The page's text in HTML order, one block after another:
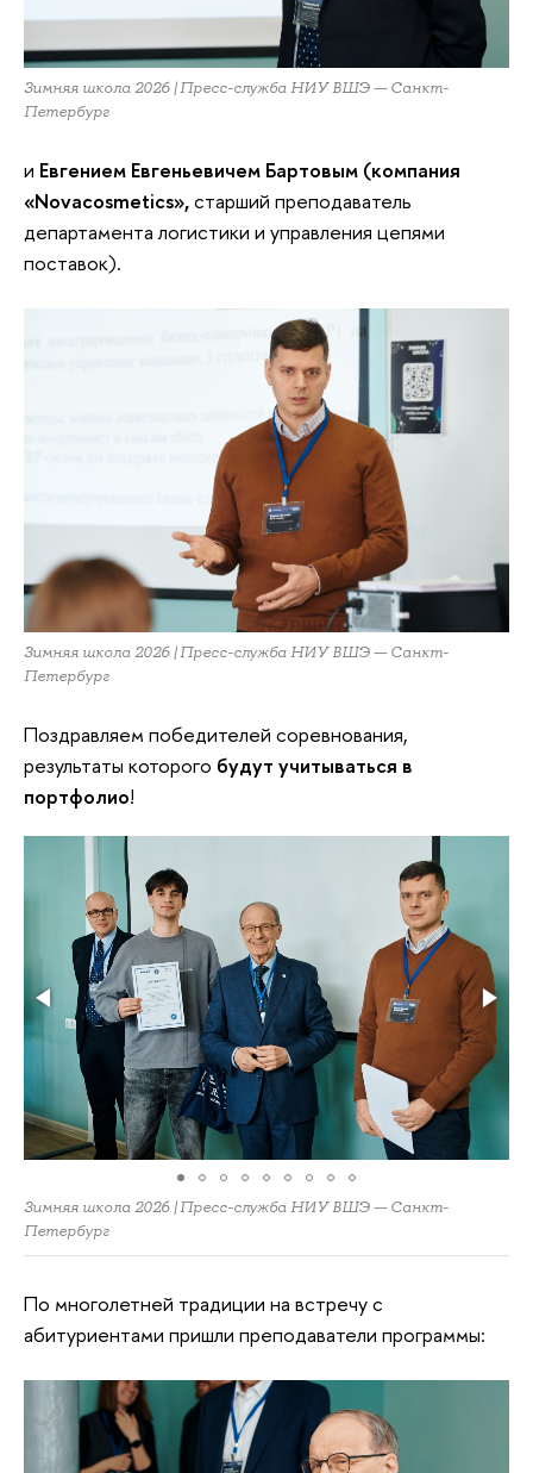
Зимняя школа 2026 | Пресс-служба НИУ ВШЭ — Санкт-
Петербург
и Евгением Евгеньевичем Бартовым (компания
«Novacosmetics»,старший преподаватель
департамента логистики и управления цепями
поставок).
Зимняя школа 2026 | Пресс-служба НИУ ВШЭ — Санкт-
Петербург
Поздравляем победителей соревнования,
результаты которого будут учитываться в
портфолио!
Зимняя школа 2026 | Пресс-служба НИУ ВШЭ — Санкт-
Петербург
По многолетней традиции на встречу с
абитуриентами пришли преподаватели программы: